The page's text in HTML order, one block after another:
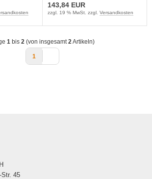
143,84 EUR
zzgl. 19 % MwSt. zzgl. Versandkosten
1 bis 2 (von insgesamt 2 Artikeln)
1
Str. 45